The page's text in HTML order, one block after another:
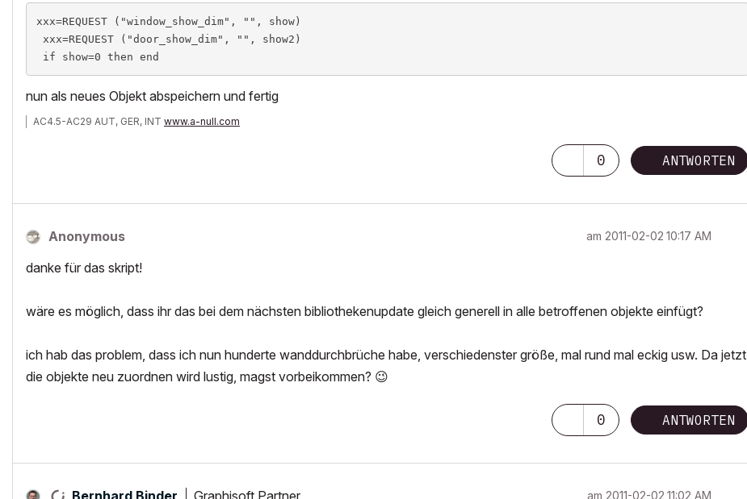
xxx=REQUEST ("window_show_dim", "", show)
xxx=REQUEST ("door_show_dim", "", show2)
if show=0 then end
nun als neues Objekt abspeichern und fertig
AC4.5-AC29 AUT, GER, INT www.a-null.com
0 ANTWORTEN
Anonymous am ‎2011-02-02 10:17 AM
danke für das skript!
wäre es möglich, dass ihr das bei dem nächsten bibliothekenupdate gleich generell in alle betroffenen objekte einfügt?
ich hab das problem, dass ich nun hunderte wanddurchbrüche habe, verschiedenster größe, mal rund mal eckig usw. Da jetzt
die objekte neu zuordnen wird lustig, magst vorbeikommen? 😉
0 ANTWORTEN
Bernhard Binder Graphisoft Partner am ‎2011-02-02 11:02 AM